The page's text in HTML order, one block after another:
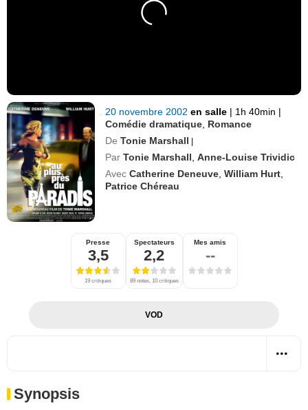
20 novembre 2002en salle | 1h 40min |
Comédie dramatique Romance
De Tonie Marshall |
Par Tonie Marshall ,Anne-Louise Trividic
Avec Catherine Deneuve ,William Hurt
Patrice Chéreau
Presse
3,5
19 critiques
Spectateurs
2,2
89 notes, 10 critiques
Mes amis
--
VOD
Synopsis